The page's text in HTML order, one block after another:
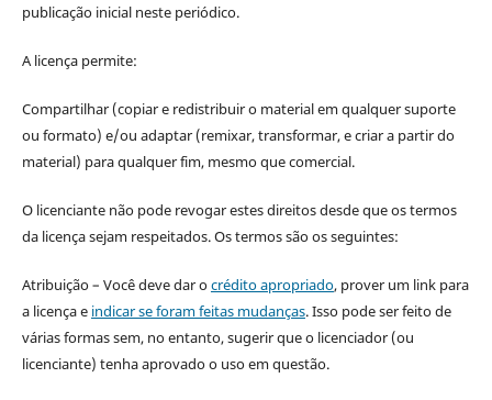
publicação inicial neste periódico.
A licença permite:
Compartilhar (copiar e redistribuir o material em qualquer suporte
ou formato) e/ou adaptar (remixar, transformar, e criar a partir do
material) para qualquer fim, mesmo que comercial.
O licenciante não pode revogar estes direitos desde que os termos
da licença sejam respeitados. Os termos são os seguintes:
Atribuição – Você deve dar ocrédito apropriado, prover um link para
a licença e indicar se foram feitas mudanças. Isso pode ser feito de
várias formas sem, no entanto, sugerir que o licenciador (ou
licenciante) tenha aprovado o uso em questão.